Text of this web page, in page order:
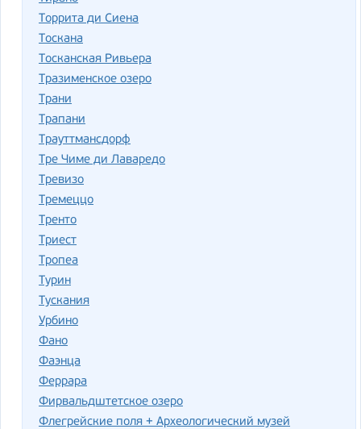
Торрита ди Сиена
Тоскана
Тосканская Ривьера
Тразименское озеро
Трани
Трапани
Трауттмансдорф
Тре Чиме ди Лаваредо
Тревизо
Тремеццо
Тренто
Триест
Тропеа
Турин
Тускания
Урбино
Фано
Фаэнца
Феррара
Фирвальдштетское озеро
Флегрейские поля + Археологический музей